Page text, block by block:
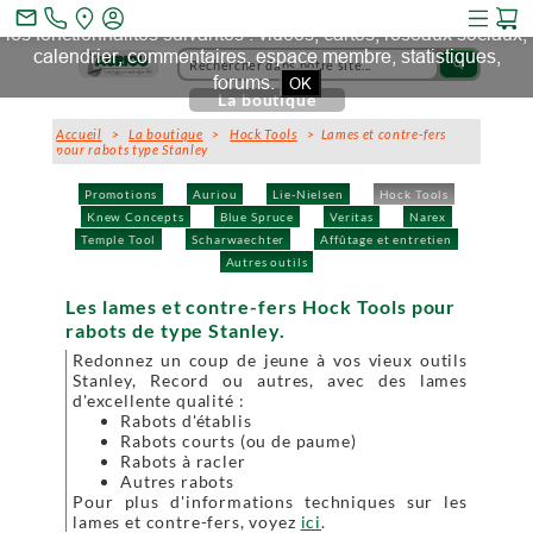
search
Promotions Auriou Lie-Nielsen
Hock Tools
Knew Concepts
Blue Spruce Veritas
Narex
Temple Tool
Scharwaechter
Affûtage et entretien
Autres outils
La boutique
Accueil >La boutique >Hock Tools > Lames et contre-fers
pour rabots type Stanley
Les lames et contre-fers Hock Tools pour
rabots de type Stanley.
Redonnez un coup de jeune à vos vieux outils
Stanley, Record ou autres, avec des lames
d'excellente qualité :
Rabots d'établis
Rabots courts (ou de paume)
Rabots à racler
Autres rabots
Pour plus d'informations techniques sur les
lames et contre-fers, voyez ici.
mail_outline
Ce site et des sites tiers qu'il utilise collectent des cookies pour
les fonctionnalités suivantes : vidéos, cartes, réseaux sociaux,
calendrier, commentaires, espace membre, statistiques,
forums. OK